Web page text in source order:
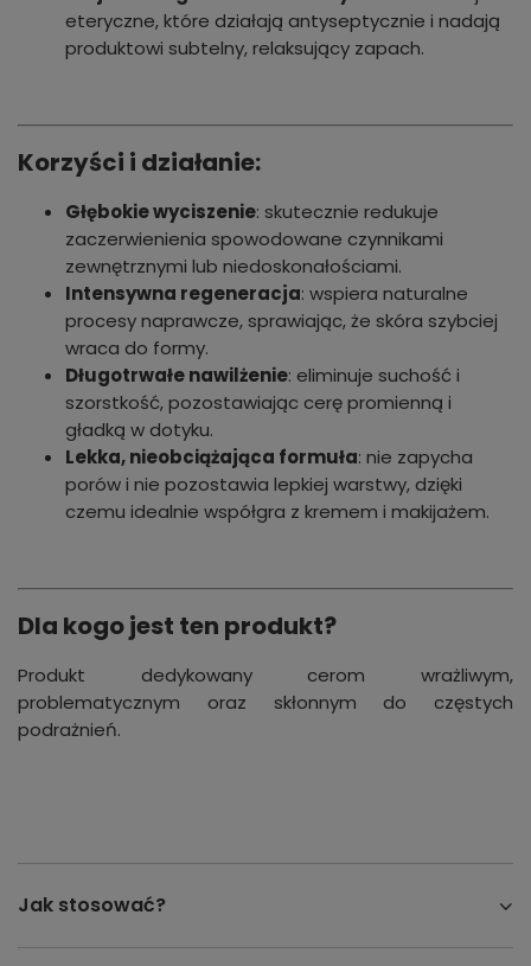
eteryczne, które działają antyseptycznie i nadają
produktowi subtelny, relaksujący zapach.
Korzyści i działanie:
Głębokie wyciszenie: skutecznie redukuje
zaczerwienienia spowodowane czynnikami
zewnętrznymi lub niedoskonałościami.
Intensywna regeneracja: wspiera naturalne
procesy naprawcze, sprawiając, że skóra szybciej
wraca do formy.
Długotrwałe nawilżenie: eliminuje suchość i
szorstkość, pozostawiając cerę promienną i
gładką w dotyku.
Lekka, nieobciążająca formuła: nie zapycha
porów i nie pozostawia lepkiej warstwy, dzięki
czemu idealnie współgra z kremem i makijażem.
Dla kogo jest ten produkt?
Produkt dedykowany cerom wrażliwym,
problematycznym oraz skłonnym do częstych
podrażnień.
Jak stosować?